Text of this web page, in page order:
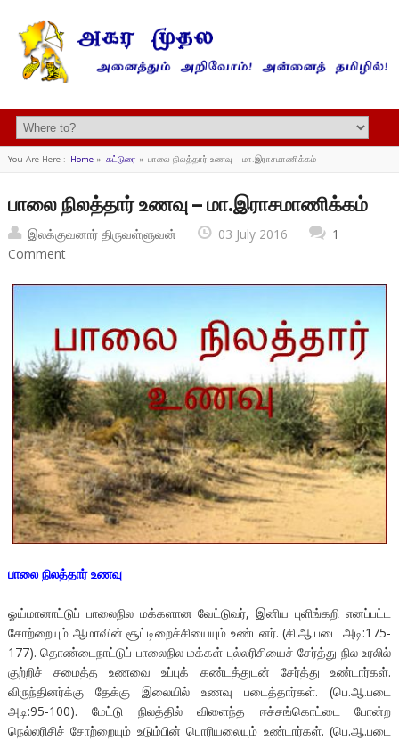
You Are Here : Home» கட்டுரை » பாலை நிலத்தார் உணவு – மா.இராசமாணிக்கம்
பாலை நிலத்தார் உணவு – மா.இராசமாணிக்கம்
இலக்குவனார் திருவள்ளுவன் 03 July 2016
1
Comment
பாலை நிலத்தார் உணவு
ஓய்மானாட்டுப் பாலைநில மக்களான வேட்டுவர், இனிய புளிங்கறி எனப்பட்ட
சோற்றையும் ஆமாவின் சூட்டிறைச்சியையும் உண்டனர். (சி.ஆ.படை அடி:175-
177). தொண்டைநாட்டுப் பாலைநில மக்கள் புல்லரிசியைச் சேர்த்து நில உரலில்
குற்றிச் சமைத்த உணவை உப்புக் கண்டத்துடன் சேர்த்து உண்டார்கள்.
விருந்தினர்க்கு தேக்கு இலையில் உணவு படைத்தார்கள். (பெ.ஆ.படை
அடி:95-100). மேட்டு நிலத்தில் விளைந்த ஈச்சங்கொட்டை போன்ற
நெல்லரிசிச் சோற்றையும் உடும்பின் பொரியலையும் உண்டார்கள். (பெ.ஆ.படை